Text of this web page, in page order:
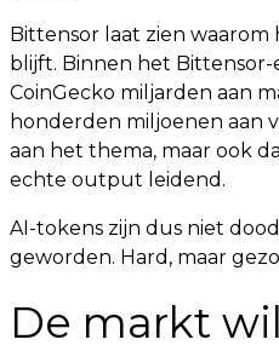
Bittensor laat zien
blijft. Binnen het
CoinGecko miljarden aan
honderden miljoenen aan
aan het thema, maar ook
echte output leidend.
AI-tokens zijn dus niet
geworden. Hard, maar
De markt